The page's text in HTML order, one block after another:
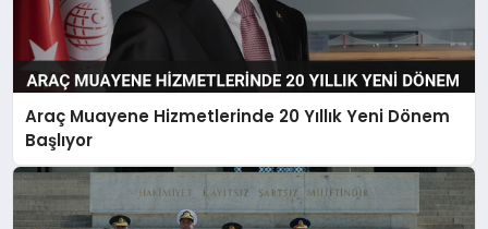
Araç Muayene Hizmetlerinde 20 Yıllık Yeni Dönem
Başlıyor